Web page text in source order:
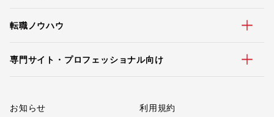
転職ノウハウ
専門サイト・プロフェッショナル向け
お知らせ 利用規約